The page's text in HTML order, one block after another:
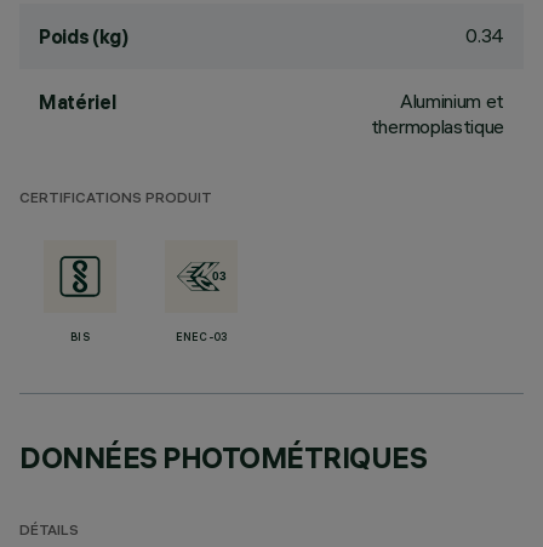
Poids (kg) 0.34
Matériel
Aluminium et
thermoplastique
CERTIFICATIONS PRODUIT
BIS ENEC-03
DONNÉES PHOTOMÉTRIQUES
DÉTAILS